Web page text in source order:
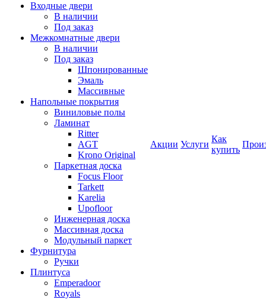
Входные двери
В наличии
Под заказ
Межкомнатные двери
В наличии
Под заказ
Шпонированные
Эмаль
Массивные
Напольные покрытия
Виниловые полы
Ламинат
Ritter
AGT
Krono Original
Паркетная доска
Focus Floor
Tarkett
Karelia
Upofloor
Инженерная доска
Массивная доска
Модульный паркет
Фурнитура
Ручки
Плинтуса
Emperadoor
Royals
Акции Услуги
Как
купить